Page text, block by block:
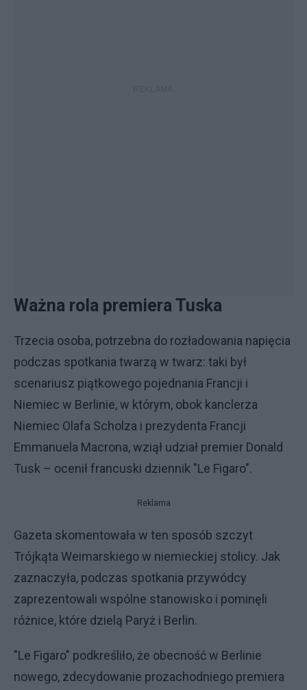
Ważna rola premiera Tuska
Trzecia osoba, potrzebna do rozładowania napięcia
podczas spotkania twarzą w twarz: taki był
scenariusz piątkowego pojednania Francji i
Niemiec w Berlinie, w którym, obok kanclerza
Niemiec Olafa Scholza i prezydenta Francji
Emmanuela Macrona, wziął udział premier Donald
Tusk – ocenił francuski dziennik "Le Figaro".
Reklama
Gazeta skomentowała w ten sposób szczyt
Trójkąta Weimarskiego w niemieckiej stolicy. Jak
zaznaczyła, podczas spotkania przywódcy
zaprezentowali wspólne stanowisko i pominęli
różnice, które dzielą Paryż i Berlin.
"Le Figaro" podkreśliło, że obecność w Berlinie
nowego, zdecydowanie prozachodniego premiera